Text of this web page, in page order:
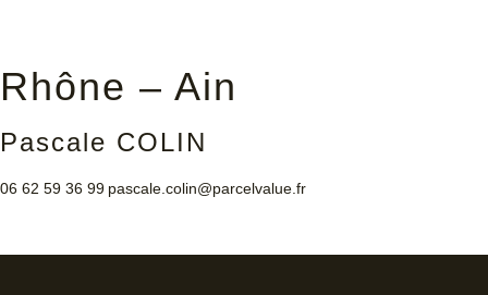
Rhône – Ain
Pascale COLIN
06 62 59 36 99 pascale.colin@parcelvalue.fr